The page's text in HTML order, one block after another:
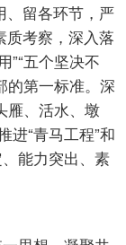
、留各环节，严
质考察，深入落
”“五个坚决不
的第一标准。深
雁、活水、墩
进“青马工程”和
能力突出、素